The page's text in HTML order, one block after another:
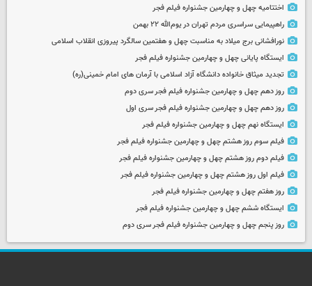
اختتامیه چهل و چهارمین جشنواره فیلم فجر
راهپیمایی سراسری مردم تهران در یوم‌الله ۲۲ بهمن
نورافشانی برج میلاد به مناسبت چهل‌ و هفتمین سالگرد پیروزی انقلاب اسلامی
ایستگاه پایانی چهل و چهارمین جشنواره فیلم فجر
تجدید میثاق خانواده دانشگاه آزاد اسلامی با آرمان های امام خمینی(ره)
روز دهم چهل و چهارمین جشنواره فیلم فجر سری دوم
روز دهم چهل و چهارمین جشنواره فیلم فجر سری اول
ایستگاه نهم چهل و چهارمین جشنواره فیلم فجر
فیلم سوم روز هشتم چهل و چهارمین جشنواره فیلم فجر
فیلم دوم روز هشتم چهل و چهارمین جشنواره فیلم فجر
فیلم اول روز هشتم چهل و چهارمین جشنواره فیلم فجر
روز هفتم چهل و چهارمین جشنواره فیلم فجر
ایستگاه ششم چهل و چهارمین جشنواره فیلم فجر
روز پنجم چهل و چهارمین جشنواره فیلم فجر سری دوم